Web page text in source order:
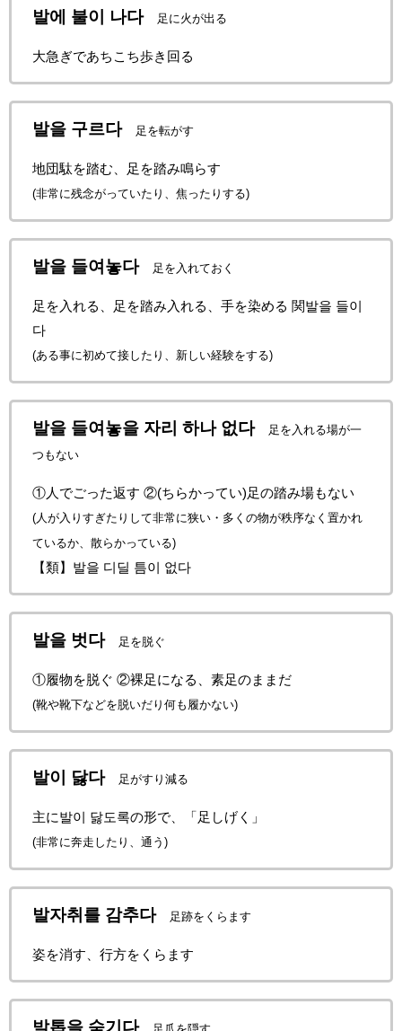
발에 불이 나다 足に火が出る
大急ぎであちこち歩き回る
발을 구르다 足を転がす
地団駄を踏む、足を踏み鳴らす
(非常に残念がっていたり、焦ったりする)
발을 들여놓다 足を入れておく
足を入れる、足を踏み入れる、手を染める 関발을 들이
다
(ある事に初めて接したり、新しい経験をする)
발을 들여놓을 자리 하나 없다 足を入れる場が一
つもない
①人でごった返す ②(ちらかってい)足の踏み場もない
(人が入りすぎたりして非常に狭い・多くの物が秩序なく置かれ
ているか、散らかっている)
【類】발을 디딜 틈이 없다
발을 벗다 足を脱ぐ
①履物を脱ぐ ②裸足になる、素足のままだ
(靴や靴下などを脱いだり何も履かない)
발이 닳다 足がすり減る
主に발이 닳도록の形で、「足しげく」
(非常に奔走したり、通う)
발자취를 감추다 足跡をくらます
姿を消す、行方をくらます
발톱을 숨기다